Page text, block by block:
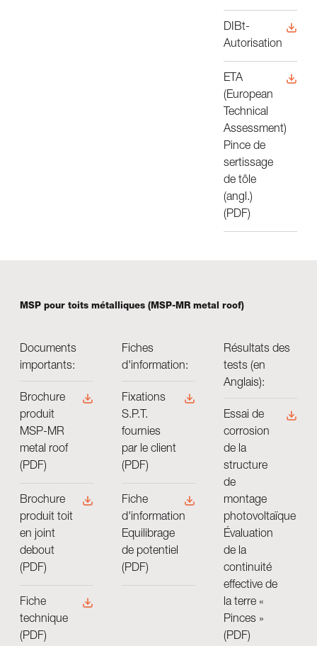
DIBt-
Autorisation
ETA
(European
Technical
Assessment)
Pince de
sertissage
de tôle
(angl.)
(PDF)
MSP pour toits métalliques (MSP-MR metal roof)
Documents
importants:
Brochure
produit
MSP-MR
metal roof
(PDF)
Brochure
produit toit
en joint
debout
(PDF)
Fiche
technique
(PDF)
Fiches
d'information:
Fixations
S.P.T.
fournies
par le client
(PDF)
Fiche
d'information
Equilibrage
de potentiel
(PDF)
Résultats des
tests (en
Anglais):
Essai de
corrosion
de la
structure
de
montage
photovoltaïque
Évaluation
de la
continuité
effective de
la terre «
Pinces »
(PDF)